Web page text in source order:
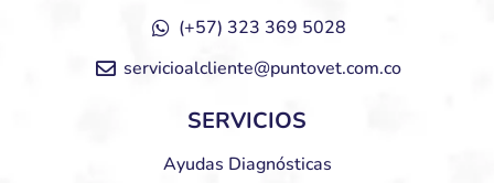
(+57) 323 369 5028
servicioalcliente@puntovet.com.co
SERVICIOS
Ayudas Diagnósticas